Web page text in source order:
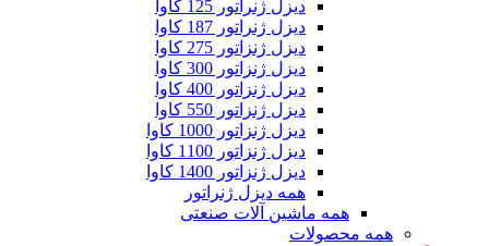
دیزل ژنراتور 125 کاوا
دیزل ژنراتور 187 کاوا
دیزل ژنزاتور 275 کاوا
دیزل ژنزاتور 300 کاوا
دیزل ژنزاتور 400 کاوا
دیزل ژنزاتور 550 کاوا
دیزل ژنزاتور 1000 کاوا
دیزل ژنزاتور 1100 کاوا
دیزل ژنزاتور 1400 کاوا
همه دیزل ژنراتور
همه ماشین آلات صنعتی
همه محصولات